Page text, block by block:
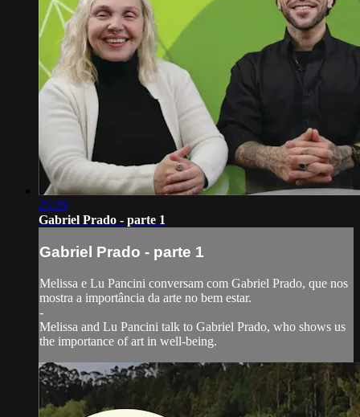
25:29
Gabriel Prado - parte 1
Gabriel Prado - parte 1
Melissa e Lu Pancini conversam com Gabriel Prado, que nos
mostra a importância da arte no bem estar.
-
Melissa and Lu Pancini talk to Gabriel Prado, who shows us
the importance of art in well-being.